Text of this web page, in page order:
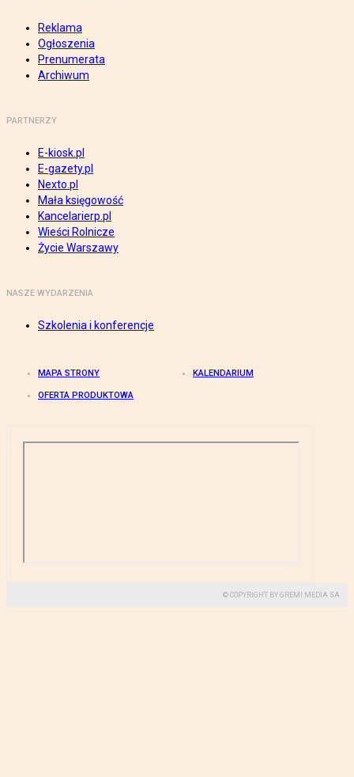
Reklama
Ogłoszenia
Prenumerata
Archiwum
PARTNERZY
E-kiosk.pl
E-gazety.pl
Nexto.pl
Mała księgowość
Kancelarierp.pl
Wieści Rolnicze
Życie Warszawy
NASZE WYDARZENIA
Szkolenia i konferencje
MAPA STRONY KALENDARIUM
OFERTA PRODUKTOWA
© COPYRIGHT BY GREMI MEDIA SA